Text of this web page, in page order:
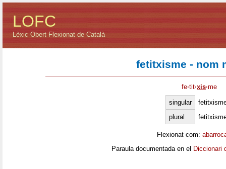
LOFC
Lèxic Obert Flexionat de Català
fetitxisme - nom
fe·tit·xis·me
singular
plural
Flexionat com:
Paraula documentada en el Diccionari